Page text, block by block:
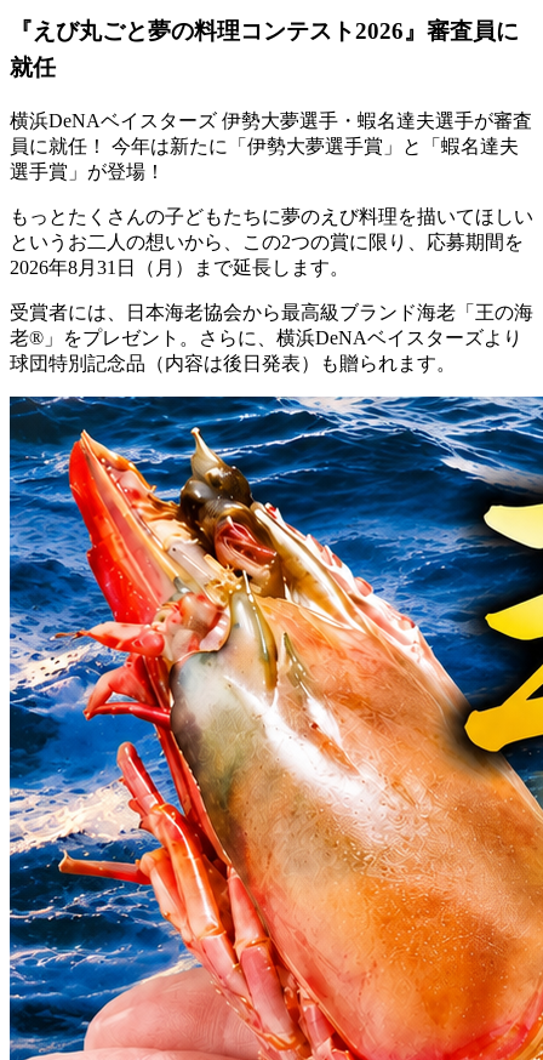
『えび丸ごと夢の料理コンテスト2026』審査員に
就任
横浜DeNAベイスターズ 伊勢大夢選手・蝦名達夫選手が審査
員に就任！ 今年は新たに「伊勢大夢選手賞」と「蝦名達夫
選手賞」が登場！
もっとたくさんの子どもたちに夢のえび料理を描いてほしい
というお二人の想いから、この2つの賞に限り、応募期間を
2026年8月31日（月）まで延長します。
受賞者には、日本海老協会から最高級ブランド海老「王の海
老®」をプレゼント。さらに、横浜DeNAベイスターズより
球団特別記念品（内容は後日発表）も贈られます。